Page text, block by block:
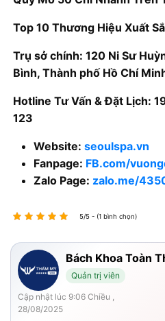
Top 10 Thương Hiệu Xuất
Trụ sở chính: 120 Ni Sư
Bình, Thành phố Hồ Chí
Hotline Tư Vấn & Đặt Lịch:
123
Website: seoulspa.vn
Fanpage: FB.com/
Zalo Page: zalo.me/
5/5 - (1 bình chọn)
Bách Khoa Toàn
Quản trị viên
Cập nhật lúc 9:06 Chiều ,
28/08/2025